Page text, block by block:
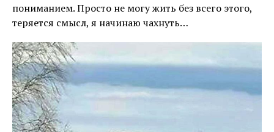
пониманием. Просто не могу жить без всего этого,
теряется смысл, я начинаю чахнуть…